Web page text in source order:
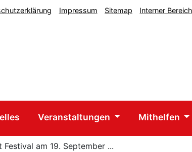
Impressum Sitemap Interner Bereich
Veranstaltungen Mithelfen
Festival am 19. September ...